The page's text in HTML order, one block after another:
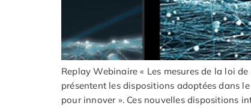
Replay Webinaire « Les mesures de la loi
présentent les dispositions adoptées dans
pour innover ». Ces nouvelles dispositions